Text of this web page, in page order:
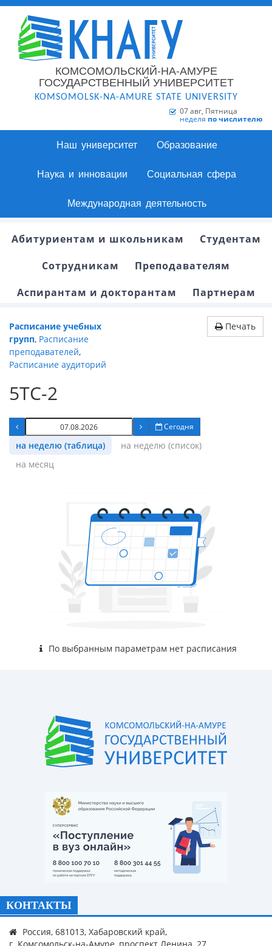
КОМСОМОЛЬСКИЙ-НА-АМУРЕ
ГОСУДАРСТВЕННЫЙ УНИВЕРСИТЕТ
KOMSOMOLSK-NA-AMURE STATE UNIVERSITY
07 авг, Пятница
неделя по числителю
Наш университет Образование
Наука и инновации Социальная сфера
Международная деятельность
Абитуриентам и школьникам
Студентам
Сотрудникам
Преподавателям
Аспирантам и докторантам
Партнерам
Расписание учебных
групп, Расписание
преподавателей,
Расписание аудиторий
Печать
5ТС-2
Сегодня
на неделю (таблица)
на неделю (список)
на месяц
По выбранным параметрам нет расписания
КОНТАКТЫ
Россия, 681013, Хабаровский край,
г. Комсомольск-на-Амуре, проспект Ленина, 27